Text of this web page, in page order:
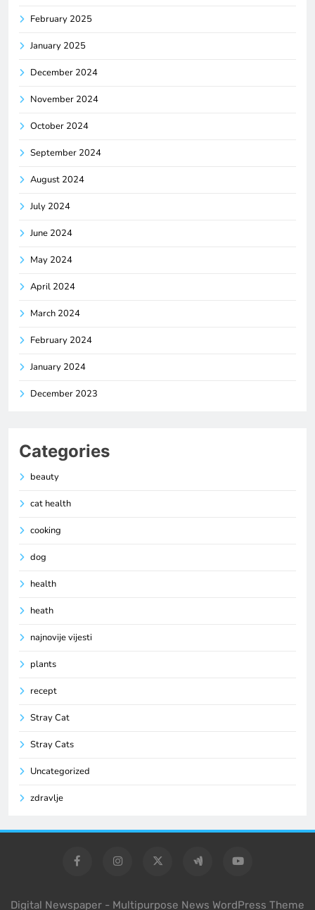
February 2025
January 2025
December 2024
November 2024
October 2024
September 2024
August 2024
July 2024
June 2024
May 2024
April 2024
March 2024
February 2024
January 2024
December 2023
Categories
beauty
cat health
cooking
dog
health
heath
najnovije vijesti
plants
recept
Stray Cat
Stray Cats
Uncategorized
zdravlje
Digital Newspaper - Multipurpose News WordPress Theme